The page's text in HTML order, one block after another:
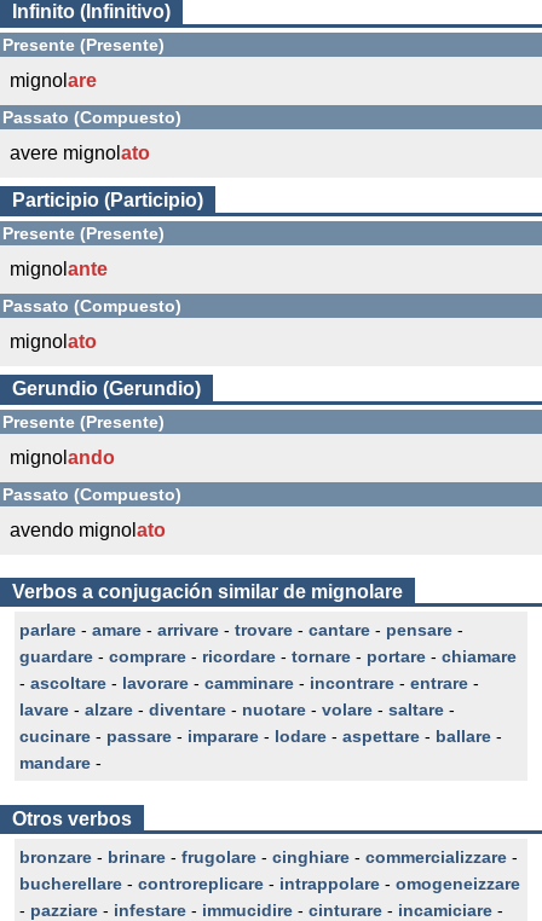
Infinito (Infinitivo)
Presente (Presente)
mignol are
Passato (Compuesto)
avere mignol ato
Participio (Participio)
Presente (Presente)
mignol ante
Passato (Compuesto)
mignol ato
Gerundio (Gerundio)
Presente (Presente)
mignol ando
Passato (Compuesto)
avendo mignol ato
Verbos a conjugación similar de mignolare
parlare - amare - arrivare - trovare - cantare - pensare -
guardare - comprare - ricordare - tornare - portare - chiamare
- ascoltare - lavorare - camminare - incontrare - entrare -
lavare - alzare - diventare - nuotare - volare - saltare -
cucinare - passare - imparare - lodare - aspettare - ballare -
mandare -
Otros verbos
bronzare - brinare - frugolare - cinghiare - commercializzare -
bucherellare - controreplicare - intrappolare - omogeneizzare
- pazziare - infestare - immucidire - cinturare - incamiciare -